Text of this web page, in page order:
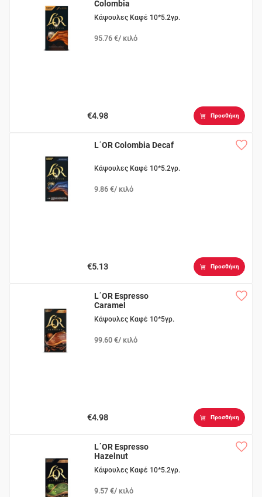
Colombia
Κάψουλες Καφέ 10*5.2γρ.
95.76 €/ κιλό
€4.98 Προσθήκη
L΄OR Colombia Decaf
Κάψουλες Καφέ 10*5.2γρ.
9.86 €/ κιλό
€5.13 Προσθήκη
L΄OR Espresso
Caramel
Κάψουλες Καφέ 10*5γρ.
99.60 €/ κιλό
€4.98 Προσθήκη
L΄OR Espresso
Hazelnut
Κάψουλες Καφέ 10*5.2γρ.
9.57 €/ κιλό